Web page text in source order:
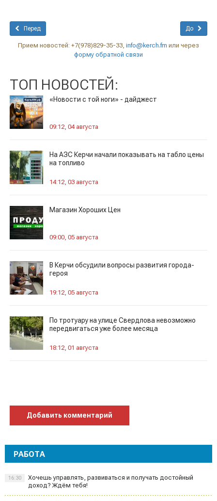
Перед До
Прием новостей: +7(978)829-35-33, info@kerch.fm или через
форму обратной связи
ТОП НОВОСТЕЙ:
«Новости с той ноги» - дайджест
09:12, 04 августа
На АЗС Керчи начали показывать на табло цены
на топливо
14:12, 03 августа
Магазин Хороших Цен
09:00, 05 августа
В Керчи обсудили вопросы развития города-
героя
19:12, 05 августа
По тротуару на улице Свердлова невозможно
передвигаться уже более месяца
18:12, 01 августа
Добавить комментарий
РАБОТА
Хочешь управлять, развиваться и получать достойный
доход? Ждём тебя!
16:30